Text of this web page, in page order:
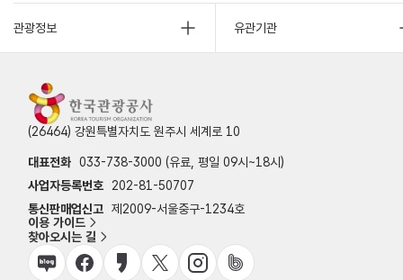
관광정보 유관기관
(26464) 강원특별자치도 원주시 세계로 10
대표전화 033-738-3000 (유료, 평일 09시~18시)
사업자등록번호
202-81-50707
통신판매업신고 제2009-서울중구-1234호
이용 가이드
찾아오시는 길